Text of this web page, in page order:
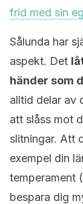
frid med sin
Sålunda har
aspekt. Det
händer som
alltid delar av
att slåss mot
slitningar. Att
exempel din
temperament
bespara dig